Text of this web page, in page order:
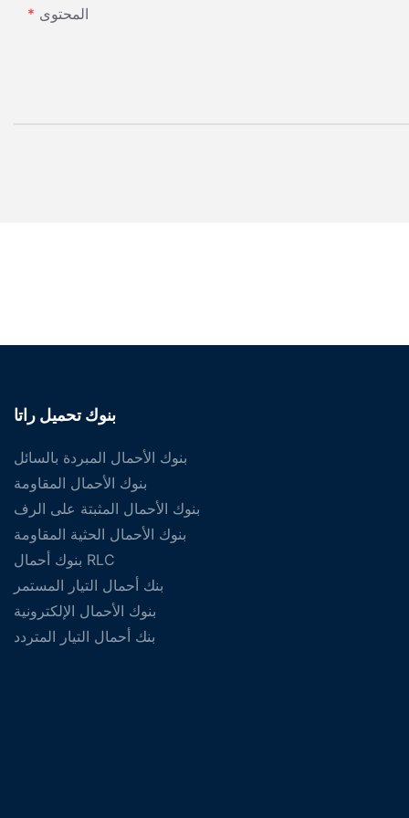
المحتوى
بنوك تحميل راتا
بنوك الأحمال المبردة بالسائل
بنوك الأحمال المقاومة
بنوك الأحمال المثبتة على الرف
بنوك الأحمال الحثية المقاومة
بنوك أحمال RLC
بنك أحمال التيار المستمر
بنوك الأحمال الإلكترونية
بنك أحمال التيار المتردد